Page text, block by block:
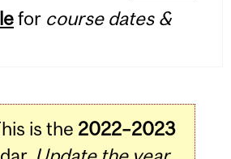
for course dates &
is the 2022–2023